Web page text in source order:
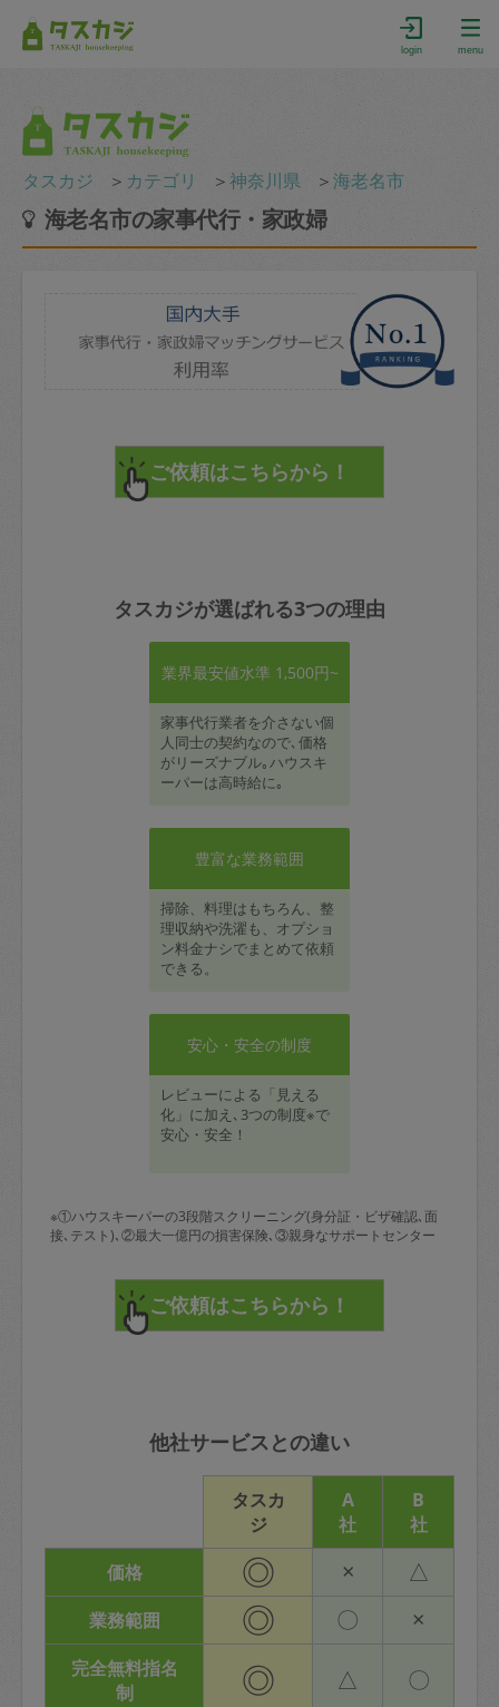
login menu
タスカジ ＞ カテゴリ ＞神奈川県 ＞海老名市
海老名市の家事代行・家政婦
タスカジが選ばれる3つの理由
業界最安値水準 1,500円~
家事代行業者を介さない個
人同士の契約なので､価格
がリーズナブル｡ハウスキ
ーパーは高時給に｡
豊富な業務範囲
掃除、料理はもちろん、整
理収納や洗濯も、オプショ
ン料金ナシでまとめて依頼
できる。
安心・安全の制度
レビューによる「見える
化」に加え､3つの制度※で
安心・安全！
※①ハウスキーパーの3段階スクリーニング(身分証・ビザ確認､面
接､テスト)､②最大一億円の損害保険､③親身なサポートセンター
他社サービスとの違い
タスカ
ジ
A
社
B
社
価格
◎ × △
業務範囲 ◎ 〇 ×
完全無料指名
制
◎ △ 〇